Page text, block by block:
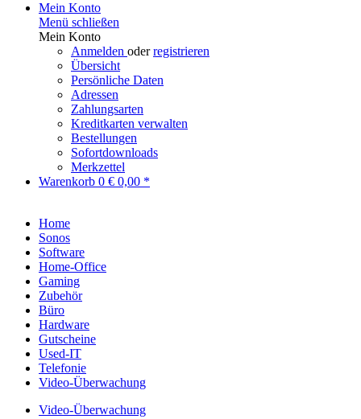
Mein Konto
Menü schließen
Mein Konto
Anmelden oderregistrieren
Übersicht
Persönliche Daten
Adressen
Zahlungsarten
Kreditkarten verwalten
Bestellungen
Sofortdownloads
Merkzettel
Warenkorb 0 € 0,00 *
Home
Sonos
Software
Home-Office
Gaming
Zubehör
Büro
Hardware
Gutscheine
Used-IT
Telefonie
Video-Überwachung
Video-Überwachung